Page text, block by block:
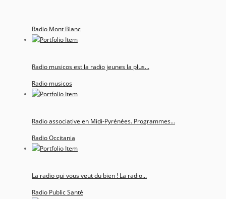
Radio Mont Blanc
Radio musicos est la radio jeunes la plus...
Radio musicos
Radio associative en Midi-Pyrénées. Programmes...
Radio Occitania
La radio qui vous veut du bien ! La radio...
Radio Public Santé